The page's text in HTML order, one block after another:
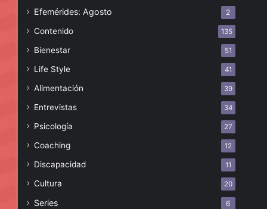
Efemérides: Agosto 2
Contenido 135
Bienestar 51
Life Style 41
Alimentación 39
Entrevistas 34
Psicología 27
Coaching 12
Discapacidad 11
Cultura 20
Series 6